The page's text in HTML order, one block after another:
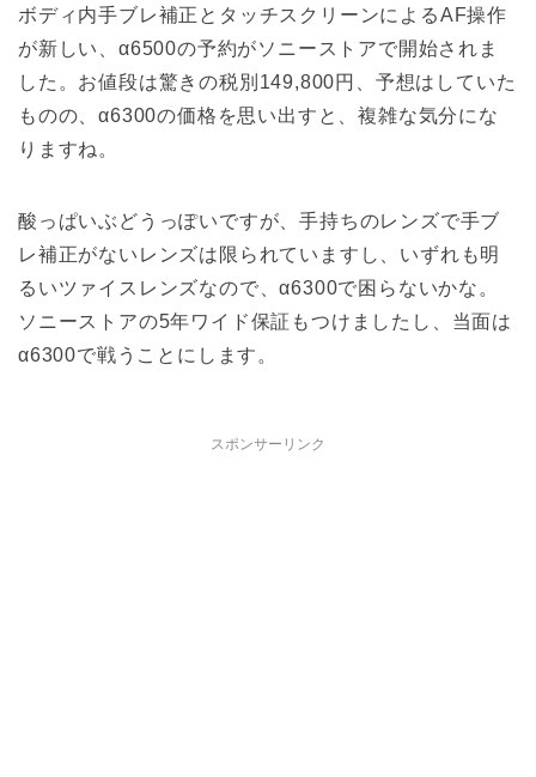
ボディ内手ブレ補正とタッチスクリーンによるAF操作
が新しい、α6500の予約がソニーストアで開始されま
した。お値段は驚きの税別149,800円、予想はしていた
ものの、α6300の価格を思い出すと、複雑な気分にな
りますね。
酸っぱいぶどうっぽいですが、手持ちのレンズで手ブ
レ補正がないレンズは限られていますし、いずれも明
るいツァイスレンズなので、α6300で困らないかな。
ソニーストアの5年ワイド保証もつけましたし、当面は
α6300で戦うことにします。
スポンサーリンク